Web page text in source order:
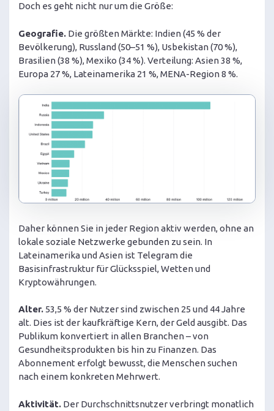
Doch es geht nicht nur um die Größe:
Geografie. Die größten Märkte: Indien (45 % der
Bevölkerung), Russland (50–51 %), Usbekistan (70 %),
Brasilien (38 %), Mexiko (34 %). Verteilung: Asien 38 %,
Europa 27 %, Lateinamerika 21 %, MENA-Region 8 %.
Daher können Sie in jeder Region aktiv werden, ohne an
lokale soziale Netzwerke gebunden zu sein. In
Lateinamerika und Asien ist Telegram die
Basisinfrastruktur für Glücksspiel, Wetten und
Kryptowährungen.
Alter. 53,5 % der Nutzer sind zwischen 25 und 44 Jahre
alt. Dies ist der kaufkräftige Kern, der Geld ausgibt. Das
Publikum konvertiert in allen Branchen – von
Gesundheitsprodukten bis hin zu Finanzen. Das
Abonnement erfolgt bewusst, die Menschen suchen
nach einem konkreten Mehrwert.
Aktivität. Der Durchschnittsnutzer verbringt monatlich